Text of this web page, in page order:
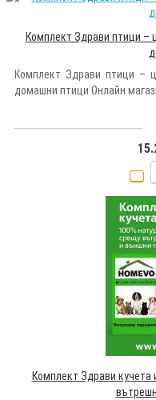
Комплект Здрави птици –
Комплект Здрави птици –
домашни птици Онлайн
Комплект Здрави кучета